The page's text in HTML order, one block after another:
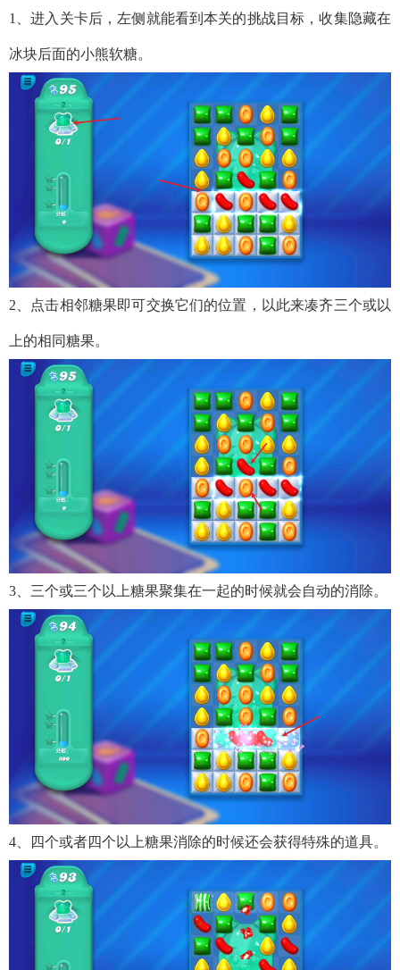
1、进入关卡后，左侧就能看到本关的挑战目标，收集隐藏在
冰块后面的小熊软糖。
2、点击相邻糖果即可交换它们的位置，以此来凑齐三个或以
上的相同糖果。
3、三个或三个以上糖果聚集在一起的时候就会自动的消除。
4、四个或者四个以上糖果消除的时候还会获得特殊的道具。